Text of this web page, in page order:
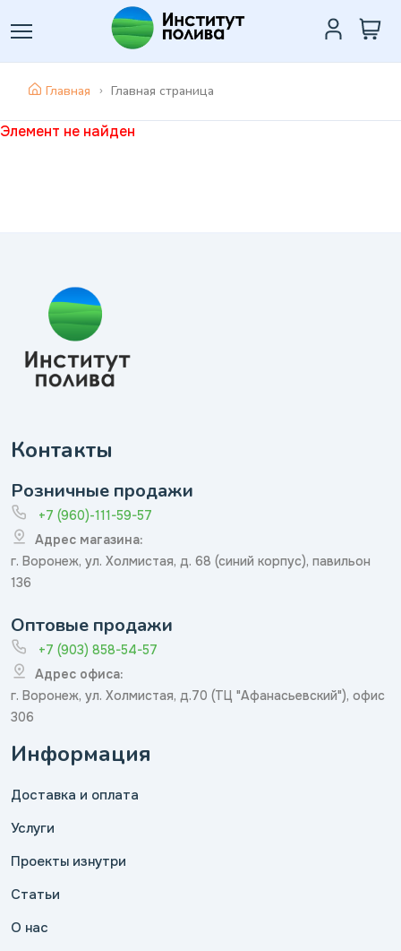
Главная Главная страница
Элемент не найден
Контакты
Розничные продажи
+7 (960)-111-59-57
Адрес магазина:
г. Воронеж, ул. Холмистая, д. 68 (синий корпус), павильон
136
Оптовые продажи
+7 (903) 858-54-57
Адрес офиса:
г. Воронеж, ул. Холмистая, д.70 (ТЦ "Афанасьевский"), офис
306
Информация
Доставка и оплата
Услуги
Проекты изнутри
Статьи
О нас